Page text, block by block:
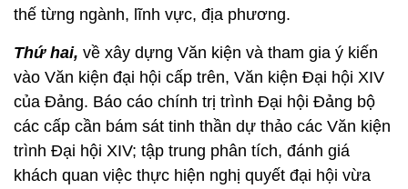
thế từng ngành, lĩnh vực, địa phương.
Thứ hai, về xây dựng Văn kiện và tham gia ý kiến
vào Văn kiện đại hội cấp trên, Văn kiện Đại hội XIV
của Đảng. Báo cáo chính trị trình Đại hội Đảng bộ
các cấp cần bám sát tinh thần dự thảo các Văn kiện
trình Đại hội XIV; tập trung phân tích, đánh giá
khách quan việc thực hiện nghị quyết đại hội vừa